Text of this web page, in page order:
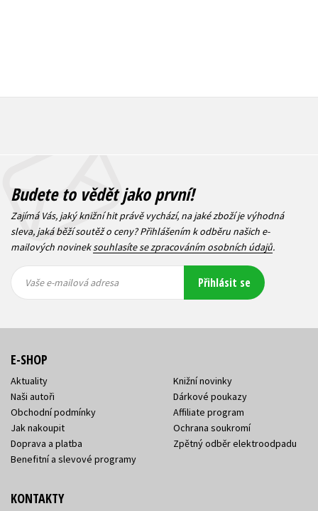
Budete to vědět jako první!
Zajímá Vás, jaký knižní hit právě vychází, na jaké zboží je výhodná
sleva, jaká běží soutěž o ceny? Přihlášením k odběru našich e-
mailových novineksouhlasíte se zpracováním osobních údajů.
mailová
mailová
Vaše e-mailová adresa Přihlásit se
E-SHOP
Aktuality
Naši autoři
Obchodní podmínky
Jak nakoupit
Doprava a platba
Benefitní a slevové programy
Knižní novinky
Dárkové poukazy
Affiliate program
Ochrana soukromí
Zpětný odběr elektroodpadu
KONTAKTY